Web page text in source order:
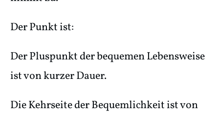
Der Punkt ist:
Der Pluspunkt der bequemen Lebensweise
ist von kurzer Dauer.
Die Kehrseite der Bequemlichkeit ist von